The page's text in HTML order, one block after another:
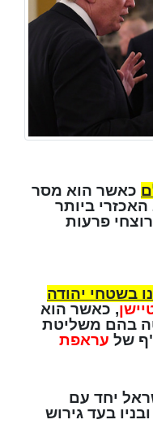
כאשר הוא מסר
האכזרי ביותר
פרעות
בשטחי יהודה
, כאשר הוא
בהם משליטת
של עראפת
יחד עם
בעד גירוש